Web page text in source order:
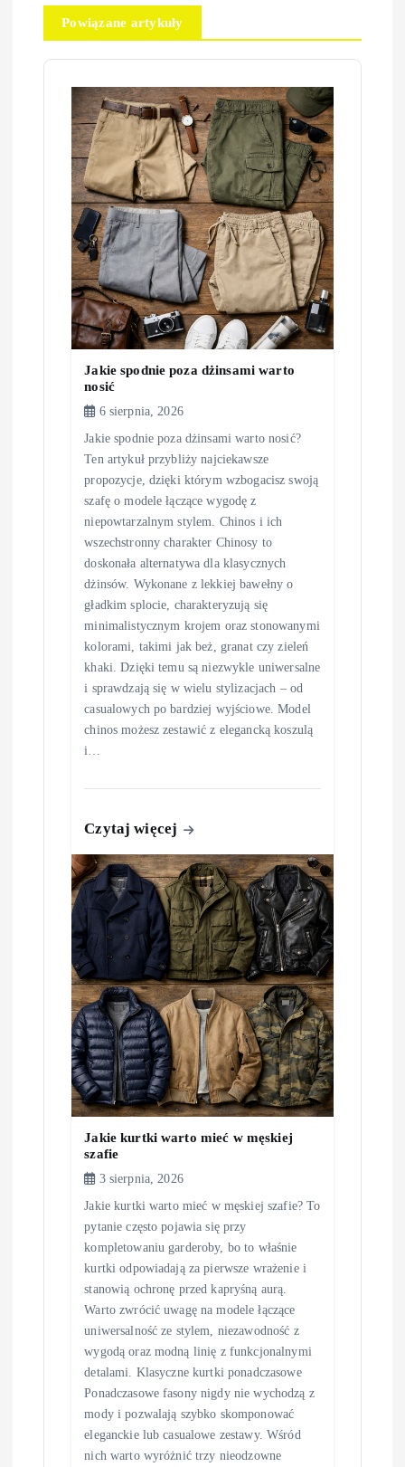
c
Powiązane artykuły
Jakie spodnie poza dżinsami warto
nosić
6 sierpnia, 2026
Jakie spodnie poza dżinsami warto nosić?
Ten artykuł przybliży najciekawsze
propozycje, dzięki którym wzbogacisz swoją
szafę o modele łączące wygodę z
niepowtarzalnym stylem. Chinos i ich
wszechstronny charakter Chinosy to
doskonała alternatywa dla klasycznych
dżinsów. Wykonane z lekkiej bawełny o
gładkim splocie, charakteryzują się
minimalistycznym krojem oraz stonowanymi
kolorami, takimi jak beż, granat czy zieleń
khaki. Dzięki temu są niezwykle uniwersalne
i sprawdzają się w wielu stylizacjach – od
casualowych po bardziej wyjściowe. Model
chinos możesz zestawić z elegancką koszulą
i…
Czytaj więcej
Jakie kurtki warto mieć w męskiej
szafie
3 sierpnia, 2026
Jakie kurtki warto mieć w męskiej szafie? To
pytanie często pojawia się przy
kompletowaniu garderoby, bo to właśnie
kurtki odpowiadają za pierwsze wrażenie i
stanowią ochronę przed kapryśną aurą.
Warto zwrócić uwagę na modele łączące
uniwersalność ze stylem, niezawodność z
wygodą oraz modną linię z funkcjonalnymi
detalami. Klasyczne kurtki ponadczasowe
Ponadczasowe fasony nigdy nie wychodzą z
mody i pozwalają szybko skomponować
eleganckie lub casualowe zestawy. Wśród
nich warto wyróżnić trzy nieodzowne